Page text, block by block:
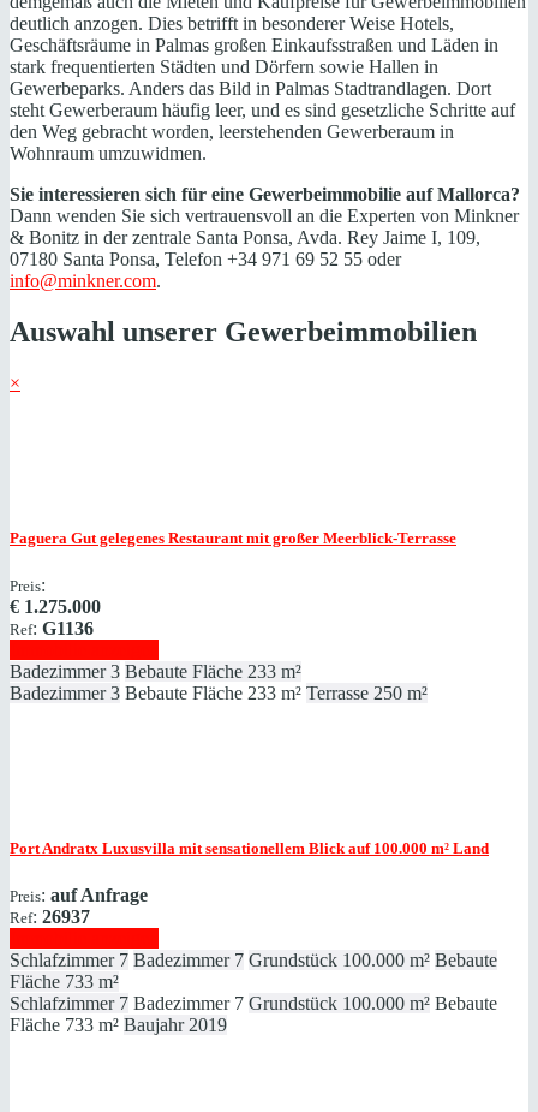
deutlich anzogen. Dies betrifft in besonderer Weise Hotels,
Geschäftsräume in Palmas großen Einkaufsstraßen und Läden in
stark frequentierten Städten und Dörfern sowie Hallen in
Gewerbeparks. Anders das Bild in Palmas Stadtrandlagen. Dort
steht Gewerberaum häufig leer, und es sind gesetzliche Schritte auf
den Weg gebracht worden, leerstehenden Gewerberaum in
Wohnraum umzuwidmen.
Sie interessieren sich für eine Gewerbeimmobilie auf Mallorca?
Dann wenden Sie sich vertrauensvoll an die Experten von Minkner
& Bonitz in der zentrale Santa Ponsa, Avda. Rey Jaime I, 109,
07180 Santa Ponsa, Telefon +34 971 69 52 55 oder
info@minkner.com.
Auswahl unserer Gewerbeimmobilien
×
Paguera Gut gelegenes Restaurant mit großer Meerblick-Terrasse
Preis:
€ 1.275.000
Ref: G1136
Badezimmer 3 Bebaute Fläche 233 m²
Badezimmer 3 Bebaute Fläche 233 m² Terrasse 250 m²
Port Andratx Luxusvilla mit sensationellem Blick auf 100.000 m² Land
Preis: auf Anfrage
Ref: 26937
Schlafzimmer 7 Badezimmer 7 Grundstück 100.000 m² Bebaute
Fläche 733 m²
Schlafzimmer 7 Badezimmer 7 Grundstück 100.000 m² Bebaute
Fläche 733 m² Baujahr 2019